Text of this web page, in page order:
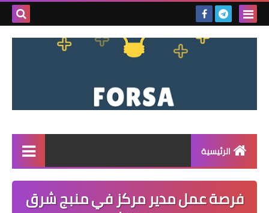
بحث
الرئيسية
القائمة
مناقصات
فرصة عمل مدير مركز في منبج شرق